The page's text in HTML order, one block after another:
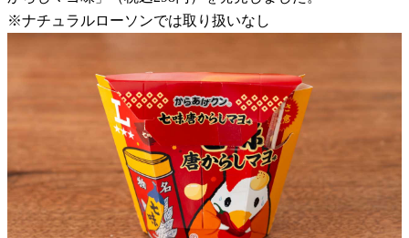
※ナチュラルローソンでは取り扱いなし